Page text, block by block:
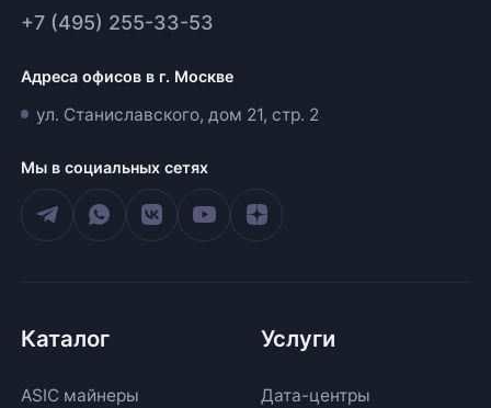
+7 (495) 255-33-53
Адреса офисов в г. Москве
ул. Станиславского, дом 21, стр. 2
Мы в социальных сетях
Каталог
ASIC майнеры
Услуги
Дата-центры